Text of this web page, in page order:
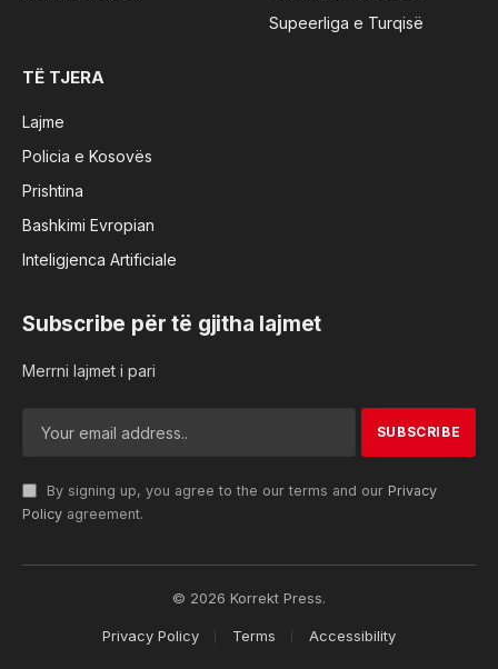
Supeerliga e Turqisë
TË TJERA
Lajme
Policia e Kosovës
Prishtina
Bashkimi Evropian
Inteligjenca Artificiale
Subscribe për të gjitha lajmet
Merrni lajmet i pari
By signing up, you agree to the our terms and our Privacy
Policy agreement.
© 2026 Korrekt Press.
Privacy Policy Terms Accessibility